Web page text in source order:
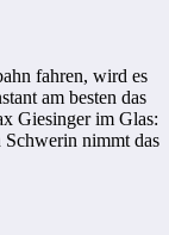
fahren, wird es
am besten das
Giesinger im Glas:
nimmt das